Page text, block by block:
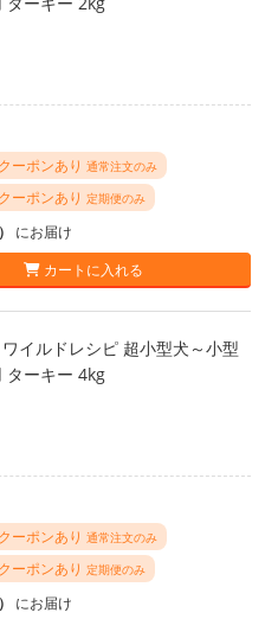
ーポンあり 通常注文のみ
ーポンあり 定期便のみ
にお届け
カートに入れる
イルドレシピ 超小型犬～小型
ターキー 4kg
ーポンあり 通常注文のみ
ーポンあり 定期便のみ
にお届け